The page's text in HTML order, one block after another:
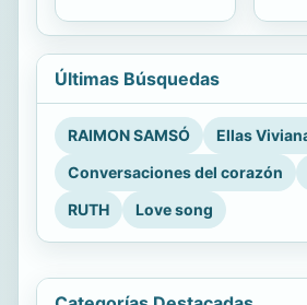
Últimas Búsquedas
RAIMON SAMSÓ
Ellas
Conversaciones del corazón
RUTH
Love song